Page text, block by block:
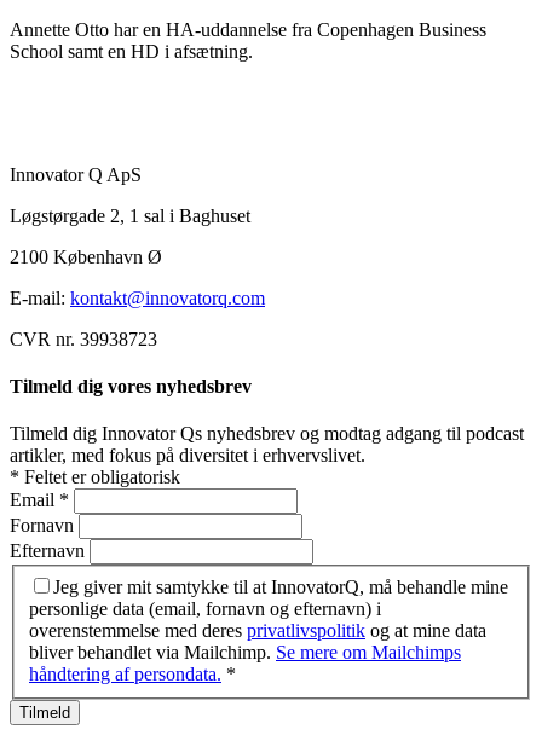
Annette Otto har en HA-uddannelse fra Copenhagen Business
School samt en HD i afsætning.
Innovator Q ApS
Løgstørgade 2, 1 sal i Baghuset
2100 København Ø
E-mail: kontakt@innovatorq.com
CVR nr. 39938723
Tilmeld dig vores nyhedsbrev
Tilmeld dig Innovator Qs nyhedsbrev og modtag adgang til podcast
artikler, med fokus på diversitet i erhvervslivet.
* Feltet er obligatorisk
Email *
Fornavn
Efternavn
Jeg giver mit samtykke til at InnovatorQ, må behandle mine
personlige data (email, fornavn og efternavn) i
overenstemmelse med deres privatlivspolitik og at mine data
bliver behandlet via Mailchimp. Se mere om Mailchimps
håndtering af persondata. *